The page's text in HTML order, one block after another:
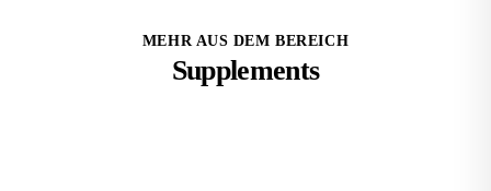
MEHR AUS DEM BEREICH
Supplements